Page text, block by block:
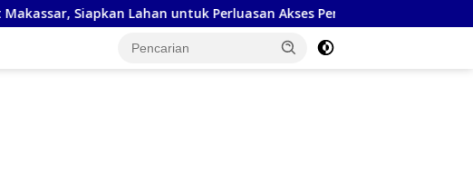
Lahan untuk Perluasan Akses Pendidikan Sulsel Siagakan